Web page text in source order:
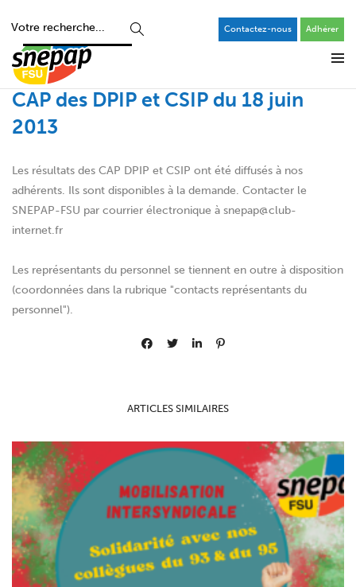
Contactez-nous Adhérer
CAP des DPIP et CSIP du 18 juin
2013
Les résultats des CAP DPIP et CSIP ont été diffusés à nos
adhérents. Ils sont disponibles à la demande. Contacter le
SNEPAP-FSU par courrier électronique à snepap@club-
internet.fr
Les représentants du personnel se tiennent en outre à disposition
(coordonnées dans la rubrique "contacts représentants du
personnel").
ARTICLES SIMILAIRES